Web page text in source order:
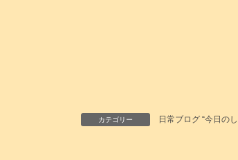
カテゴリー 日常ブログ “今日の